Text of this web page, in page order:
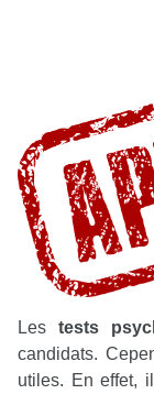
Les tests
candidats.
utiles. En effet,